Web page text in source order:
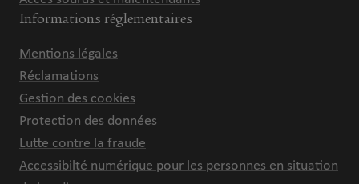
Informations réglementaires
Mentions légales
Réclamations
Gestion des cookies
Protection des données
Lutte contre la fraude
Accessibilté numérique pour les personnes en situation